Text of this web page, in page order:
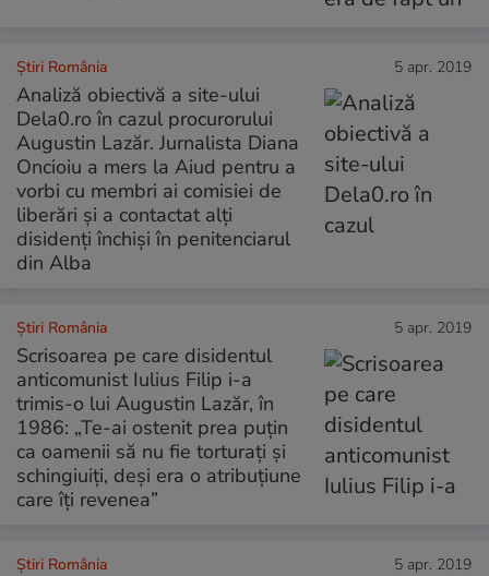
Știri România 5 apr. 2019
Analiză obiectivă a site-ului
Dela0.ro în cazul procurorului
Augustin Lazăr. Jurnalista Diana
Oncioiu a mers la Aiud pentru a
vorbi cu membri ai comisiei de
liberări și a contactat alți
disidenți închiși în penitenciarul
din Alba
Știri România 5 apr. 2019
Scrisoarea pe care disidentul
anticomunist Iulius Filip i-a
trimis-o lui Augustin Lazăr, în
1986: „Te-ai ostenit prea puțin
ca oamenii să nu fie torturați și
schingiuiți, deși era o atribuțiune
care îți revenea”
Știri România 5 apr. 2019